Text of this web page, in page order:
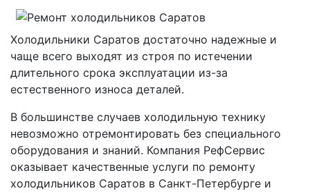
Холодильники Саратов достаточно надежные и
чаще всего выходят из строя по истечении
длительного срока эксплуатации из-за
естественного износа деталей.
В большинстве случаев холодильную технику
невозможно отремонтировать без специального
оборудования и знаний. Компания РефСервис
оказывает качественные услуги по ремонту
холодильников Саратов в Санкт-Петербурге и